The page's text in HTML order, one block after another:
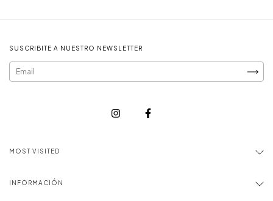
SUSCRIBITE A NUESTRO NEWSLETTER
MOST VISITED
INFORMACIÓN